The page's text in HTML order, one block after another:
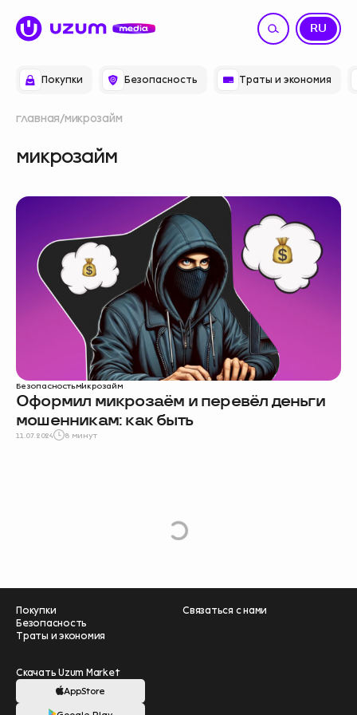
Покупки Безопасность Траты и экономия
RU
UZ
главная микрозайм
микрозайм
Безопасностьмикрозайм
Oформил микрозаём и перевёл деньги
мошенникам: как быть
11.07.2024 8 минут
L
o
a
d
M
o
r
e
Покупки
Безопасность
Траты и экономия
Связаться с нами
Скачать Uzum Market
AppStore